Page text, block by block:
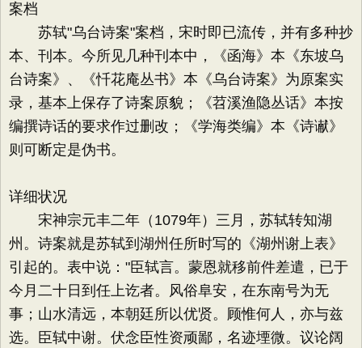
案档
苏轼"乌台诗案"案档，宋时即已流传，并有多种抄
本、刊本。今所见几种刊本中，《函海》本《东坡乌
台诗案》、《忏花庵丛书》本《乌台诗案》为原案实
录，基本上保存了诗案原貌；《苕溪渔隐丛话》本按
编撰诗话的要求作过删改；《学海类编》本《诗谳》
则可断定是伪书。
详细状况
宋神宗元丰二年（1079年）三月，苏轼转知湖
州。诗案就是苏轼到湖州任所时写的《湖州谢上表》
引起的。表中说："臣轼言。蒙恩就移前件差遣，已于
今月二十日到任上讫者。风俗阜安，在东南号为无
事；山水清远，本朝廷所以优贤。顾惟何人，亦与兹
选。臣轼中谢。伏念臣性资顽鄙，名迹堙微。议论阔